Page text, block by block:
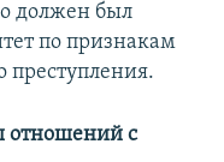
должен был
по признакам
преступления.
отношений с